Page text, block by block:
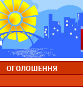
ОГОЛОШЕННЯ